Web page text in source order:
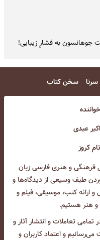
جوهانسون به فشارِ زیبایی!
سخن کتاب
خواننده
اکبر عبدی
تام کروز
فرهنگی و هنری فارسی زبان
طیف وسیعی از دیدگاه‌ها و
و ارائه کتب، موسیقی، فیلم و
و هنر هستیم.
تمامی تعاملات و انتشار آثار و
می‌رسانیم و اعتماد کاربران و